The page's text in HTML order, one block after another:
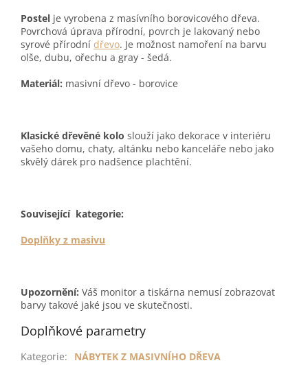
Postel je vyrobena z masívního borovicového dřeva.
Povrchová úprava přírodní, povrch je lakovaný nebo
syrové přírodní dřevo. Je možnost namoření na barvu
olše, dubu, ořechu a gray - šedá.
Materiál: masivní dřevo - borovice
Klasické dřevěné kolo slouží jako dekorace v interiéru
vašeho domu, chaty, altánku nebo kanceláře nebo jako
skvělý dárek pro nadšence plachtění.
Související kategorie:
Doplňky z masivu
Upozornění: Váš monitor a tiskárna nemusí zobrazovat
barvy takové jaké jsou ve skutečnosti.
Doplňkové parametry
Kategorie:
NÁBYTEK Z MASIVNÍHO DŘEVA